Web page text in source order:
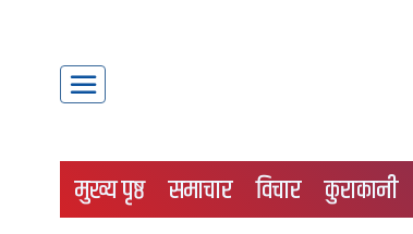
मुख्य पृष्ठ समाचार विचार कुराकानी